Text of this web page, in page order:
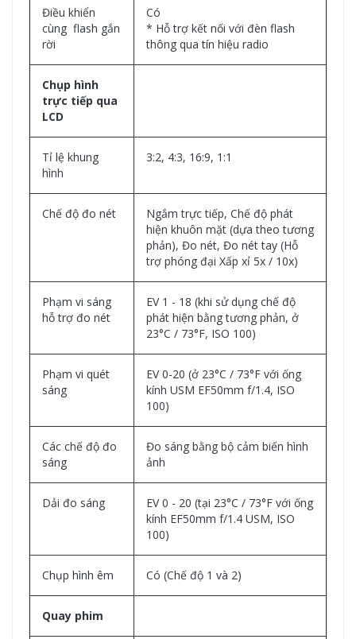
Điều khiển
cùng flash gắn
rời
Có
* Hỗ trợ kết nối với đèn flash
thông qua tín hiệu radio
Chụp hình
trực tiếp qua
LCD
Tỉ lệ khung
hình
3:2, 4:3, 16:9, 1:1
Chế độ đo nét
Ngắm trực tiếp, Chế độ phát
hiện khuôn mặt (dựa theo tương
phản), Đo nét, Đo nét tay (Hỗ
trợ phóng đại Xấp xỉ 5x / 10x)
Phạm vi sáng
hỗ trợ đo nét
EV 1 - 18 (khi sử dụng chế độ
phát hiện bằng tương phản, ở
23°C / 73°F, ISO 100)
Phạm vi quét
sáng
EV 0-20 (ở 23°C / 73°F với ống
kính USM EF50mm f/1.4, ISO
100)
Các chế độ đo
sáng
Đo sáng bằng bộ cảm biến hình
ảnh
Dải đo sáng
EV 0 - 20 (tại 23°C / 73°F với ống
kính EF50mm f/1.4 USM, ISO
100)
Chụp hình êm Có (Chế độ 1 và 2)
Quay phim